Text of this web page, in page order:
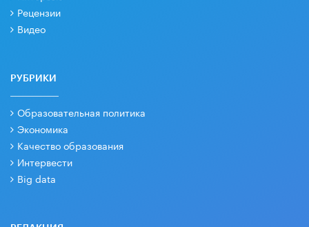
Рецензии
Видео
РУБРИКИ
Образовательная политика
Экономика
Качество образования
Интервести
Big data